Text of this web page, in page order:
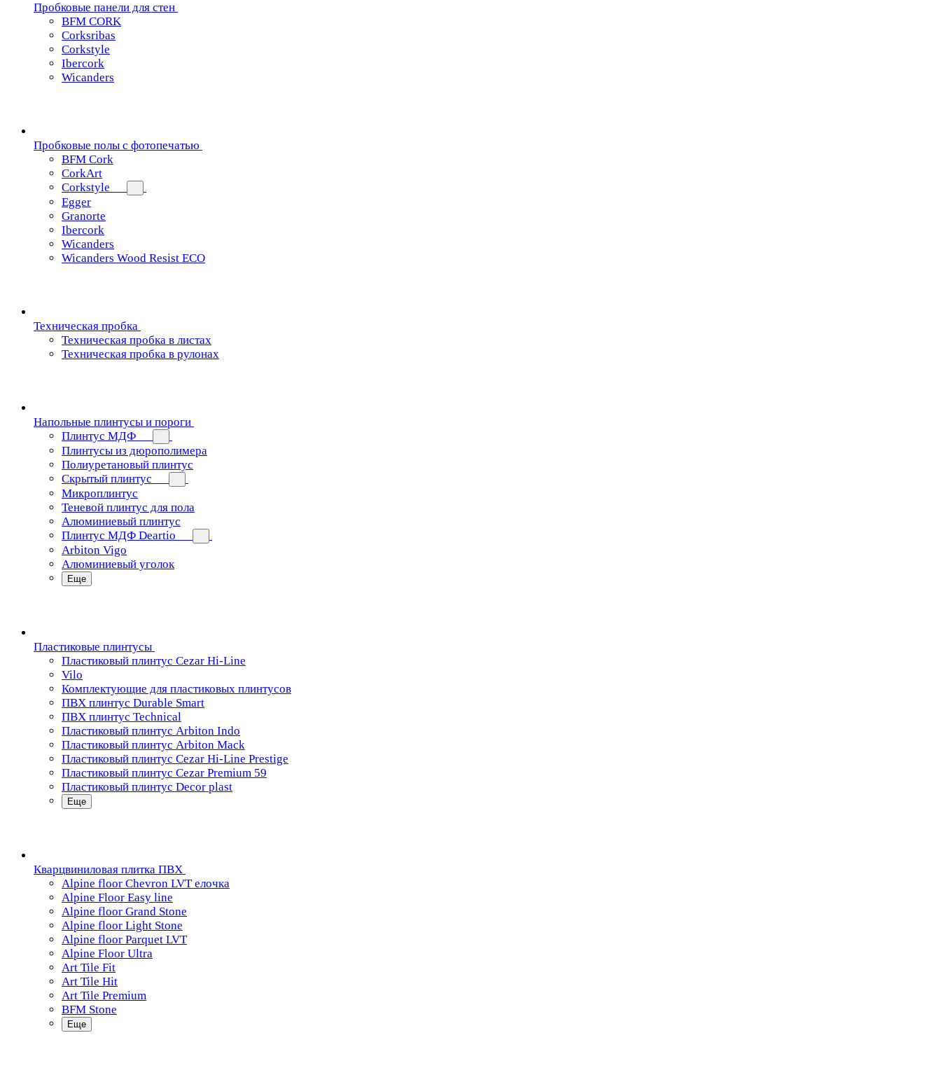
Пробковые панели для стен
BFM CORK
Corksribas
Corkstyle
Ibercork
Wicanders
Пробковые полы с фотопечатью
BFM Cork
CorkArt
Corkstyle
Egger
Granorte
Ibercork
Wicanders
Wicanders Wood Resist ECO
Техническая пробка
Техническая пробка в листах
Техническая пробка в рулонах
Напольные плинтусы и пороги
Плинтус МДФ
Плинтусы из дюрополимера
Полиуретановый плинтус
Скрытый плинтус
Микроплинтус
Теневой плинтус для пола
Алюминиевый плинтус
Плинтус МДФ Deartio
Arbiton Vigo
Алюминиевый уголок
Еще
Пластиковые плинтусы
Пластиковый плинтус Cezar Hi-Line
Vilo
Комплектующие для пластиковых плинтусов
ПВХ плинтус Durable Smart
ПВХ плинтус Technical
Пластиковый плинтус Arbiton Indo
Пластиковый плинтус Arbiton Mack
Пластиковый плинтус Cezar Hi-Line Prestige
Пластиковый плинтус Cezar Premium 59
Пластиковый плинтус Decor plast
Еще
Кварцвиниловая плитка ПВХ
Alpine floor Chevron LVT елочка
Alpine Floor Easy line
Alpine floor Grand Stone
Alpine floor Light Stone
Alpine floor Parquet LVT
Alpine Floor Ultra
Art Tile Fit
Art Tile Hit
Art Tile Premium
BFM Stone
Еще